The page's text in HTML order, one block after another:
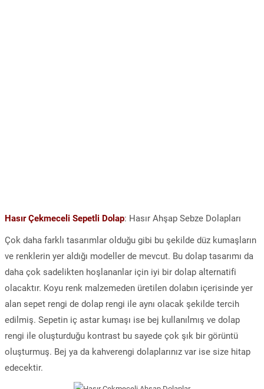
Hasır Çekmeceli Sepetli Dolap: Hasır Ahşap Sebze Dolapları
Çok daha farklı tasarımlar olduğu gibi bu şekilde düz kumaşların
ve renklerin yer aldığı modeller de mevcut. Bu dolap tasarımı da
daha çok sadelikten hoşlananlar için iyi bir dolap alternatifi
olacaktır. Koyu renk malzemeden üretilen dolabın içerisinde yer
alan sepet rengi de dolap rengi ile aynı olacak şekilde tercih
edilmiş. Sepetin iç astar kumaşı ise bej kullanılmış ve dolap
rengi ile oluşturduğu kontrast bu sayede çok şık bir görüntü
oluşturmuş. Bej ya da kahverengi dolaplarınız var ise size hitap
edecektir.